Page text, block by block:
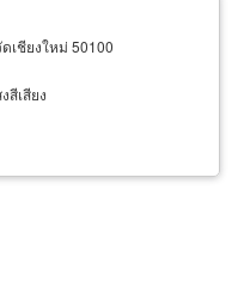
เชียงใหม่ 50100
สีเสียง